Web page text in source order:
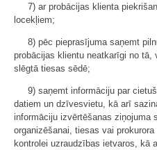
7) ar probācijas klienta
locekļiem;
8) pēc pieprasījuma saņemt
probācijas klientu neatkarīgi no
slēgtā tiesas sēdē;
9) saņemt informāciju par
datiem un dzīvesvietu, kā arī
informāciju izvērtēšanas ziņojuma
organizēšanai, tiesas vai
kontrolei uzraudzības ietvaros, kā